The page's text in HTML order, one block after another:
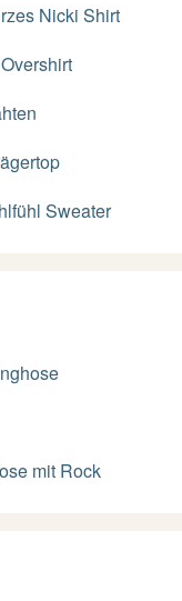
Nicki Shirt
Overshirt
Sweater
mit Rock